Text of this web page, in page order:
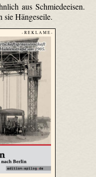
aus Schmiedeeisen.
sie Hängeseile.
- R E K L A M E -